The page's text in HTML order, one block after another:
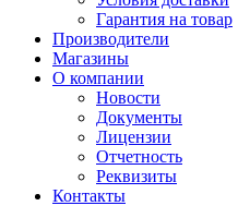
Гарантия на товар
Производители
Магазины
О компании
Новости
Документы
Лицензии
Отчетность
Реквизиты
Контакты